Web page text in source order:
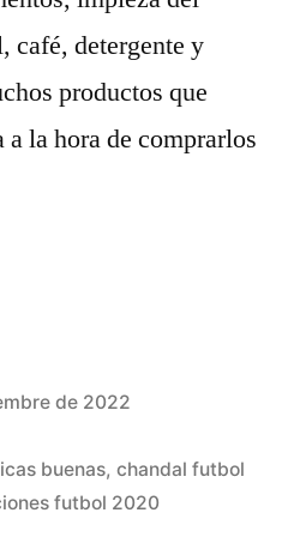
café, detergente y
productos que
la hora de comprarlos
de 2022
buenas, chandal futbol
futbol 2020